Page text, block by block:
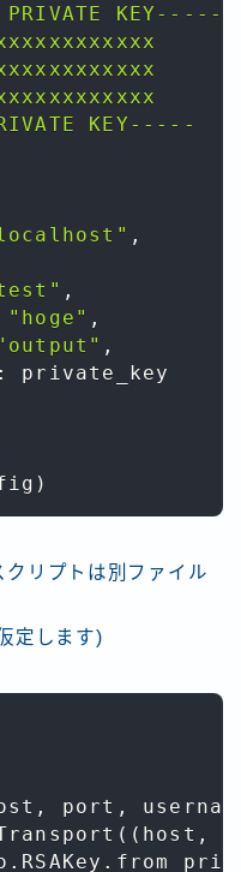
PRIVATE KEY-----
KEY-----
,
,
"hoge" ,
,
:
)
リプトは別ファイル
定します)
, port ,
Transport ( ( host ,
. RSAKey .